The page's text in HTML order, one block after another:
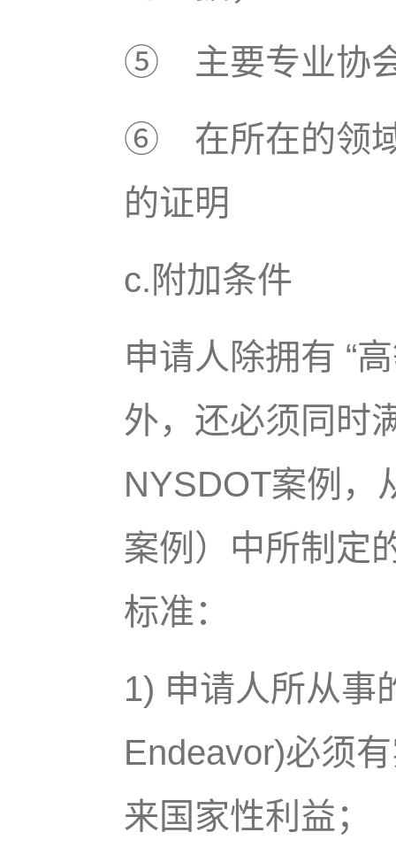
⑤ 主要专业协
⑥ 在所在的领域
的证明
c.附加条件
申请人除拥有 “
外，还必须同时
NYSDOT案例，
案例）中所制定
标准：
1) 申请人所从事
Endeavor)必须
来国家性利益；